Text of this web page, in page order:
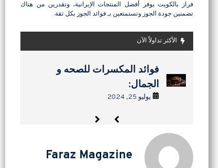
فراز بالكويت يوفر أفضل المنتجات الإيرانية، وتقدرين من هناك
تضمنين جودة الجوز وتستمتعين بـ فوائد الجوز بكل ثقة.
الأكثر تداولاً الآن
وصفات حلویات سریعه: جاهزه
خلال 15 دقیقه:
يوليو 24, 2024
كيفية صنع اللافاشاك في المنزل:
دليل كامل للفاكهة الفارسية
المجففة
فوائد المکسرات للصحه و
الجمال:
يوليو 25, 2024
فوائد الجوز:10 اسباب لتناوله
یومیا
وصفات حلویات سریعه: جاهزه
خلال 15 دقیقه:
يوليو 24, 2024
كيفية صنع اللافاشاك في المنزل:
دليل كامل للفاكهة الفارسية
المجففة
Faraz Magazine